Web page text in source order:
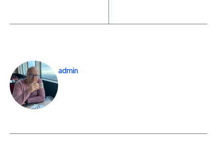
admin